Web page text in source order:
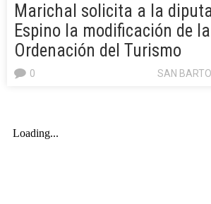
Marichal solicita a la
Espino la modificación de
Ordenación del Turismo
SAN
0